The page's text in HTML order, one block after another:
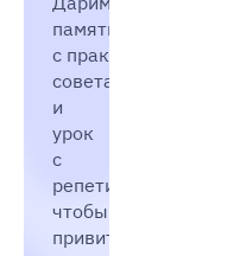
памятку
с практическими
советами
и
урок
с
репетитором,
чтобы
привить